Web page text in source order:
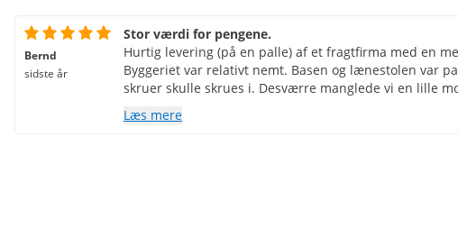
Bernd
sidste år
Stor værdi for pengene.
Hurtig levering (på en palle) af et fragtfirma med en
Byggeriet var relativt nemt. Basen og lænestolen var
skruer skulle skrues i. Desværre manglede vi en lille
og meget godt lavet til prisen. Vi bruger den kun som
Læs mere